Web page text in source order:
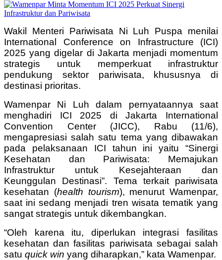
Wakil Menteri Pariwisata Ni Luh Puspa menilai
International Conference on Infrastructure (ICI)
2025 yang digelar di Jakarta menjadi momentum
strategis untuk memperkuat infrastruktur
pendukung sektor pariwisata, khususnya di
destinasi prioritas.
Wamenpar Ni Luh dalam pernyataannya saat
menghadiri ICI 2025 di Jakarta International
Convention Center (JICC), Rabu (11/6),
mengapresiasi salah satu tema yang dibawakan
pada pelaksanaan ICI tahun ini yaitu “Sinergi
Kesehatan dan Pariwisata: Memajukan
Infrastruktur untuk Kesejahteraan dan
Keunggulan Destinasi”. Tema terkait pariwisata
kesehatan (health tourism), menurut Wamenpar,
saat ini sedang menjadi tren wisata tematik yang
sangat strategis untuk dikembangkan.
“Oleh karena itu, diperlukan integrasi fasilitas
kesehatan dan fasilitas pariwisata sebagai salah
satu quick win yang diharapkan,” kata Wamenpar.